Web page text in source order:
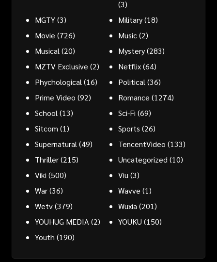
(3)
MGTY(3) Military(18)
Movie (726) Music(2)
Musical(20) Mystery(283)
MZTV Exclusive (2) Netflix(64)
Phychological(16) Political(36)
Prime Video (92) Romance (1274)
School(13) Sci-Fi (69)
Sitcom (1) Sports (26)
Supernatural(49) TencentVideo (133)
Thriller(215) Uncategorized(10)
Viki (500) Viu(3)
War(36) Wavve (1)
Wetv(379) Wuxia(201)
YOUHUG MEDIA(2) YOUKU (150)
Youth (190)